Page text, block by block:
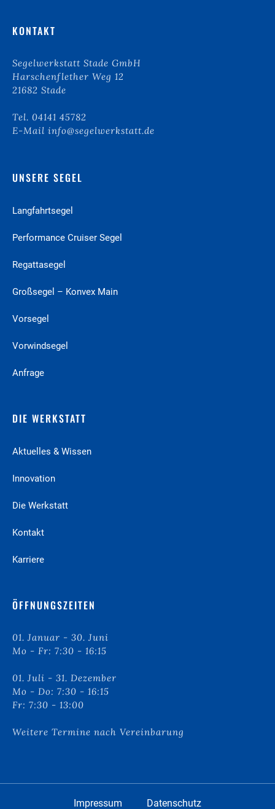
x
*
KONTAKT
Segelwerkstatt Stade GmbH
Harschenflether Weg 12
21682 Stade
Tel. 04141 45782
E-Mail info@segelwerkstatt.de
UNSERE SEGEL
Langfahrt­segel
Performance Cruiser­ Segel
Regattasegel
Großsegel – Konvex Main
Vorsegel
Vorwindsegel
Anfrage
DIE WERKSTATT
Aktuelles & Wissen
Innovation
Die Werkstatt
Kontakt
Karriere
ÖFFNUNGSZEITEN
01. Januar - 30. Juni
Mo - Fr: 7:30 - 16:15
01. Juli - 31. Dezember
Mo - Do: 7:30 - 16:15
Fr: 7:30 - 13:00
Weitere Termine nach Vereinbarung
Impressum Datenschutz